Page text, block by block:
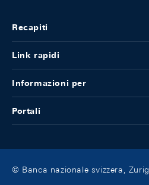
Recapiti
Link rapidi
Informazioni per
Portali
© Banca nazionale svizzera,